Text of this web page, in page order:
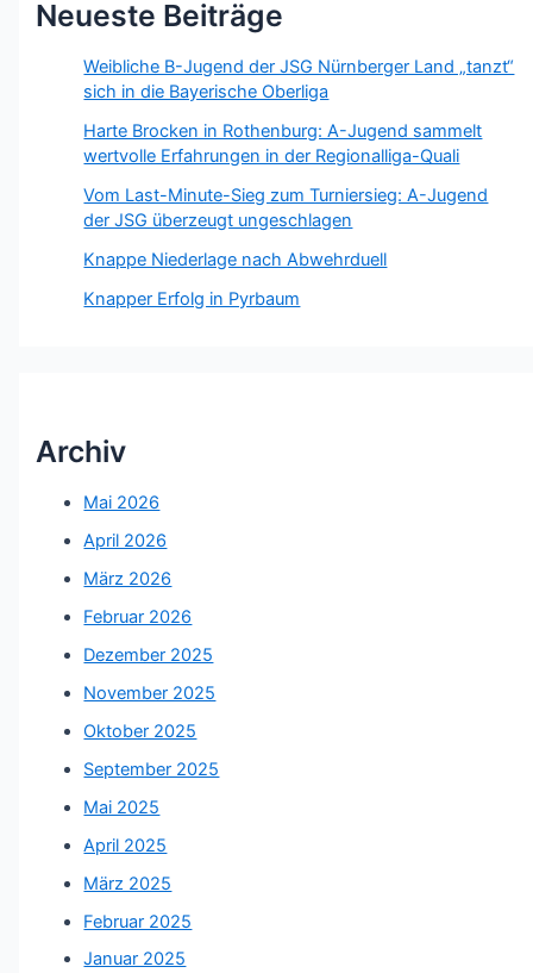
Neueste Beiträge
Weibliche B-Jugend der JSG Nürnberger Land „tanzt“
sich in die Bayerische Oberliga
Harte Brocken in Rothenburg: A-Jugend sammelt
wertvolle Erfahrungen in der Regionalliga-Quali
Vom Last-Minute-Sieg zum Turniersieg: A-Jugend
der JSG überzeugt ungeschlagen
Knappe Niederlage nach Abwehrduell
Knapper Erfolg in Pyrbaum
Archiv
Mai 2026
April 2026
März 2026
Februar 2026
Dezember 2025
November 2025
Oktober 2025
September 2025
Mai 2025
April 2025
März 2025
Februar 2025
Januar 2025